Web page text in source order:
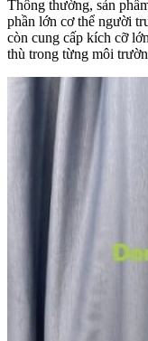
Thông thường, sản
phần lớn cơ thể người
còn cung cấp kích cỡ
thù trong từng môi